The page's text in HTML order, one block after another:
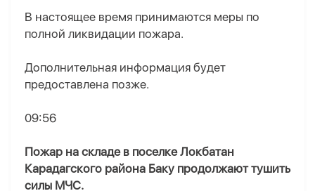
В настоящее время принимаются меры по
полной ликвидации пожара.
Дополнительная информация будет
предоставлена позже.
09:56
Пожар на складе в поселке Локбатан
Карадагского района Баку продолжают тушить
силы МЧС.